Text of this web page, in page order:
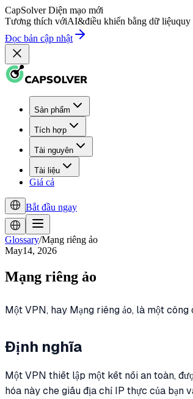
CapSolver Diện mạo mới
Tương thích vớiAI&điều khiển bằng dữ liệuquy
Đọc bản cập nhật
Sản phẩm
Tích hợp
Tài nguyên
Tài liệu
Giá cả
Bắt đầu ngay
Glossary/Mạng riêng ảo
May14, 2026
Mạng riêng ảo
Một VPN, hay Mạng riêng ảo, là một
Định nghĩa
Một VPN thiết lập một kết nối an toàn,
hóa này che giấu địa chỉ IP thực của bạn